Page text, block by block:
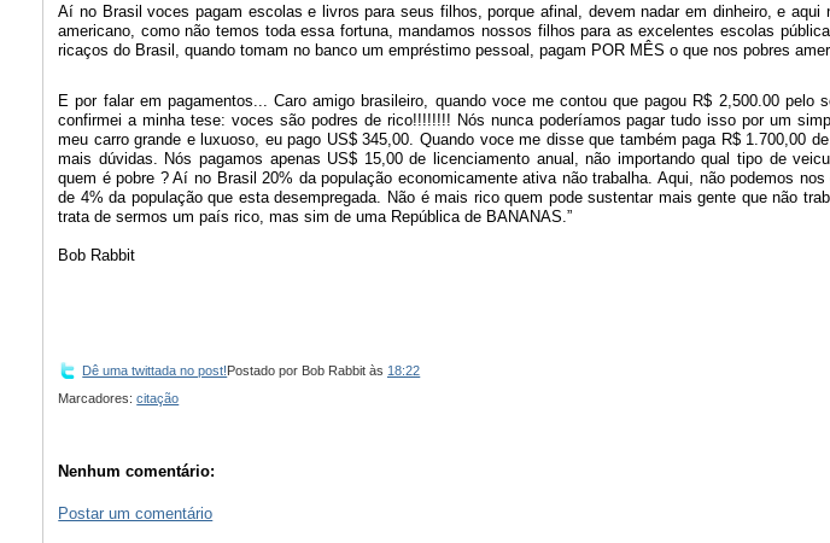
Aí no Brasil voces pagam escolas e livros para seus filhos, porque afinal, devem nadar em dinheiro, e aqui
americano, como não temos toda essa fortuna, mandamos nossos filhos para as excelentes escolas
ricaços do Brasil, quando tomam no banco um empréstimo pessoal, pagam POR MÊS o que nos pobres
E por falar em pagamentos... Caro amigo brasileiro, quando voce me contou que pagou R$ 2,500.00 pelo
confirmei a minha tese: voces são podres de rico!!!!!!!! Nós nunca poderíamos pagar tudo isso por um
meu carro grande e luxuoso, eu pago US$ 345,00. Quando voce me disse que também paga R$ 1.700,00
mais dúvidas. Nós pagamos apenas US$ 15,00 de licenciamento anual, não importando qual tipo de
quem é pobre ? Aí no Brasil 20% da população economicamente ativa não trabalha. Aqui, não podemos
de 4% da população que esta desempregada. Não é mais rico quem pode sustentar mais gente que não
trata de sermos um país rico, mas sim de uma República de BANANAS.”
Bob Rabbit
Dê uma twittada no post! Postado por Bob Rabbit às 18:22
Marcadores:citação
Nenhum comentário:
Postar um comentário